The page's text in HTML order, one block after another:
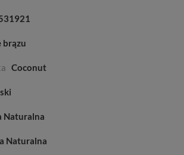
brązu
Coconut
Naturalna
Naturalna